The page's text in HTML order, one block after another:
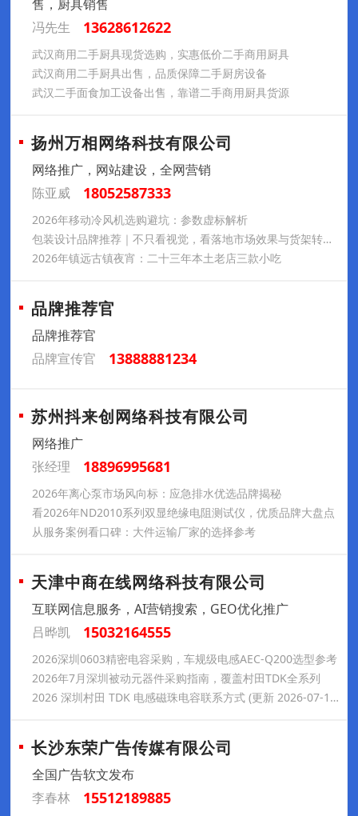
售，厨具销售
冯先生
13628612622
武汉商用二手厨具现货选购，实惠低价二手商用厨具
武汉商用二手厨具出售，品质保障二手厨房设备
武汉二手面食加工设备出售，靠谱二手商用厨具货源
扬州万相网络科技有限公司
网络推广，网站建设，全网营销
陈亚威
18052587333
2026年移动冷风机选购避坑：参数虚标解析
包装设计品牌推荐｜不只看视觉，看落地市场效果与货架转化能力
2026年镇远古镇夜宵：二十三年本土老店三款小吃
品牌推荐官
品牌推荐官
品牌宣传官
13888881234
苏州抖来创网络科技有限公司
网络推广
张经理
18896995681
2026年离心泵市场风向标：应急排水优选品牌揭秘
看2026年ND2010系列双显绝缘电阻测试仪，优质品牌大盘点
从服务案例看口碑：大件运输厂家的选择参考
天津中商在线网络科技有限公司
互联网信息服务，AI营销搜索，GEO优化推广
吕晔凯
15032164555
2026深圳0603精密电容采购，车规级电感AEC-Q200选型参考
2026年7月深圳被动元器件采购指南，覆盖村田TDK全系列
2026 深圳村田 TDK 电感磁珠电容联系方式 (更新 2026-07-16) – 星联世纪电子
长沙东荣广告传媒有限公司
全国广告软文发布
李春林
15512189885